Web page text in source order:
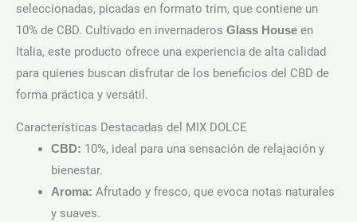
seleccionadas, picadas en formato trim, que contiene un
10% de CBD. Cultivado en invernaderos Glass House en
Italia, este producto ofrece una experiencia de alta calidad
para quienes buscan disfrutar de los beneficios del CBD de
forma práctica y versátil.
Características Destacadas del MIX DOLCE
CBD: 10%, ideal para una sensación de relajación y
bienestar.
Aroma: Afrutado y fresco, que evoca notas naturales
y suaves.